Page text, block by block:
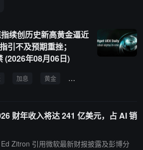
续创历史新高黄金逼近
引不及预期重挫；
(2026年08月06日)
加息 黄金 油价
财年收入将达 241 亿美元，占 AI 销
Zitron 引用微软最新财报披露及彭博分